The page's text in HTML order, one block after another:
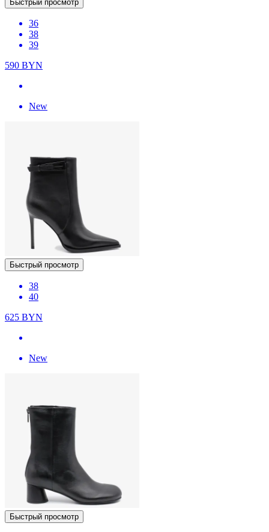
Быстрый просмотр
36
38
39
590 BYN
New
Быстрый просмотр
38
40
625 BYN
New
Быстрый просмотр